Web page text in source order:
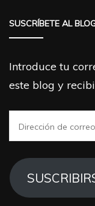
SUSCRÍBETE AL
Introduce tu
este blog y
de
correo
electrónico